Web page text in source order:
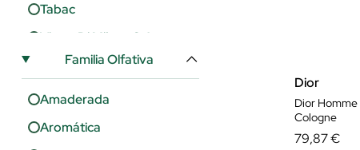
Tabac
Victor Di Milano S.A
Familia Olfativa
Amaderada
Aromática
Dior
Dior Homme
Cologne
79,87 €